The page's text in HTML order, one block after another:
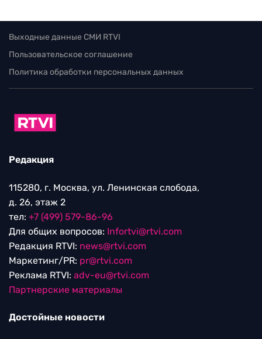
Выходные данные СМИ RTVI
Пользовательское соглашение
Политика обработки персональных данных
Редакция
115280, г. Москва, ул. Ленинская слобода,
д. 26, этаж 2
тел: +7 (499) 579-86-96
Для общих вопросов: Infortvi@rtvi.com
Редакция RTVI: news@rtvi.com
Маркетинг/PR: pr@rtvi.com
Реклама RTVI: adv-eu@rtvi.com
Партнерские материалы
Достойные новости